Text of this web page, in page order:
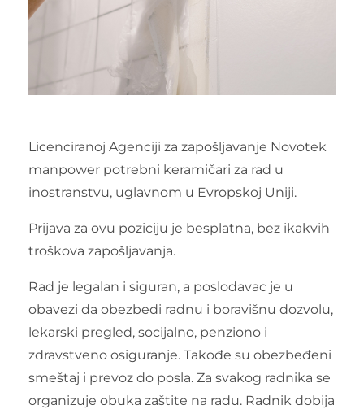
Licenciranoj Agenciji za zapošljavanje Novotek
manpower potrebni keramičari za rad u
inostranstvu, uglavnom u Evropskoj Uniji.
Prijava za ovu poziciju je besplatna, bez ikakvih
troškova zapošljavanja.
Rad je legalan i siguran, a poslodavac je u
obavezi da obezbedi radnu i boravišnu dozvolu,
lekarski pregled, socijalno, penziono i
zdravstveno osiguranje. Takođe su obezbeđeni
smeštaj i prevoz do posla. Za svakog radnika se
organizuje obuka zaštite na radu. Radnik dobija